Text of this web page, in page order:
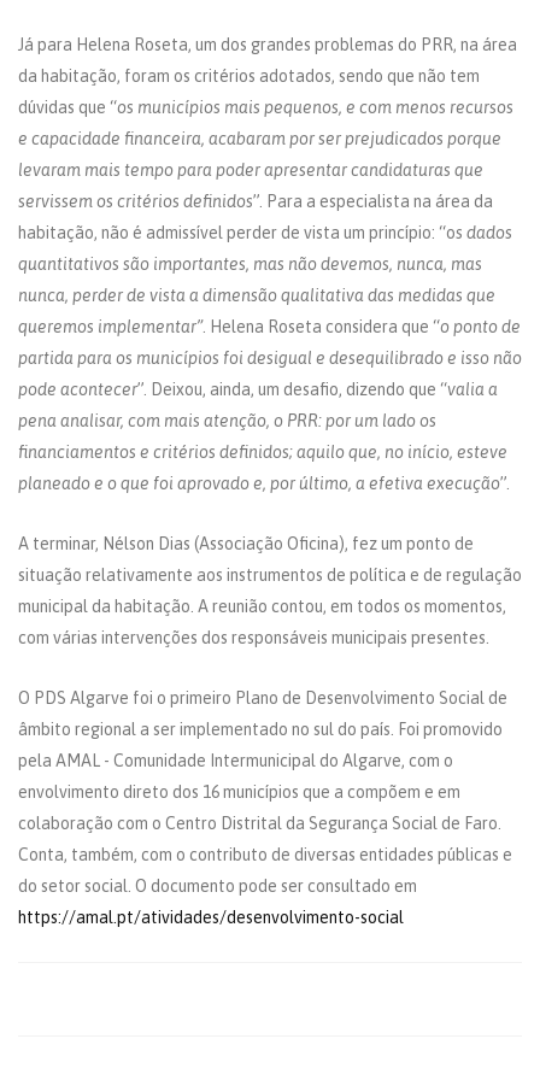
Já para Helena Roseta, um dos grandes problemas do PRR, na área
da habitação, foram os critérios adotados, sendo que não tem
dúvidas que “os municípios mais pequenos, e com menos recursos
e capacidade financeira, acabaram por ser prejudicados porque
levaram mais tempo para poder apresentar candidaturas que
servissem os critérios definidos”. Para a especialista na área da
habitação, não é admissível perder de vista um princípio: “os dados
quantitativos são importantes, mas não devemos, nunca, mas
nunca, perder de vista a dimensão qualitativa das medidas que
queremos implementar”. Helena Roseta considera que “o ponto de
partida para os municípios foi desigual e desequilibrado e isso não
pode acontecer”. Deixou, ainda, um desafio, dizendo que “valia a
pena analisar, com mais atenção, o PRR: por um lado os
financiamentos e critérios definidos; aquilo que, no início, esteve
planeado e o que foi aprovado e, por último, a efetiva execução”.
A terminar, Nélson Dias (Associação Oficina), fez um ponto de
situação relativamente aos instrumentos de política e de regulação
municipal da habitação. A reunião contou, em todos os momentos,
com várias intervenções dos responsáveis municipais presentes.
O PDS Algarve foi o primeiro Plano de Desenvolvimento Social de
âmbito regional a ser implementado no sul do país. Foi promovido
pela AMAL - Comunidade Intermunicipal do Algarve, com o
envolvimento direto dos 16 municípios que a compõem e em
colaboração com o Centro Distrital da Segurança Social de Faro.
Conta, também, com o contributo de diversas entidades públicas e
do setor social. O documento pode ser consultado em
https://amal.pt/atividades/desenvolvimento-social